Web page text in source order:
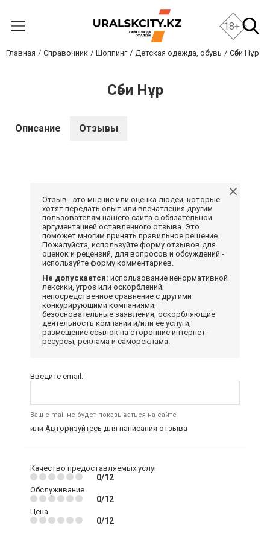
18+
Главная Справочник Шоппинг Детская одежда, обувь Сәби Нұр
Сәби Нұр
Описание Отзывы
Отзыв - это мнение или оценка людей, которые
хотят передать опыт или впечатления другим
пользователям нашего сайта с обязательной
аргументацией оставленного отзыва. Это
поможет многим принять правильное решение.
Пожалуйста, используйте форму отзывов для
оценок и рецензий, для вопросов и обсуждений -
используйте форму комментариев.
Не допускается: использование ненормативной
лексики, угроз или оскорблений;
непосредственное сравнение с другими
конкурирующими компаниями;
безосновательные заявления, оскорбляющие
деятельность компании и/или ее услуги;
размещение ссылок на сторонние интернет-
ресурсы; реклама и самореклама.
Введите email:
Ваш e-mail не будет показываться на сайте
или Авторизуйтесь для написания отзыва
Качество предоставляемых услуг
0/12
Обслуживание
0/12
Цена
0/12